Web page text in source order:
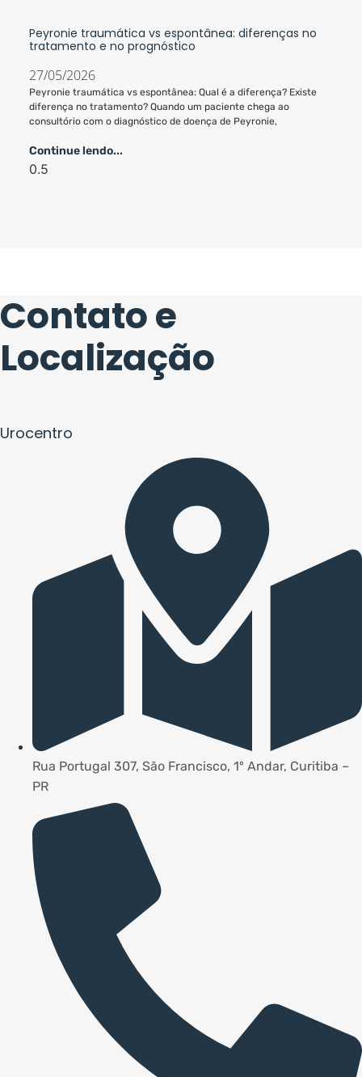
Peyronie traumática vs espontânea: diferenças no
tratamento e no prognóstico
27/05/2026
Peyronie traumática vs espontânea: Qual é a diferença? Existe
diferença no tratamento? Quando um paciente chega ao
consultório com o diagnóstico de doença de Peyronie,
Continue lendo...
Contato e
Localização
Urocentro
Rua Portugal 307, São Francisco, 1º Andar, Curitiba –
PR